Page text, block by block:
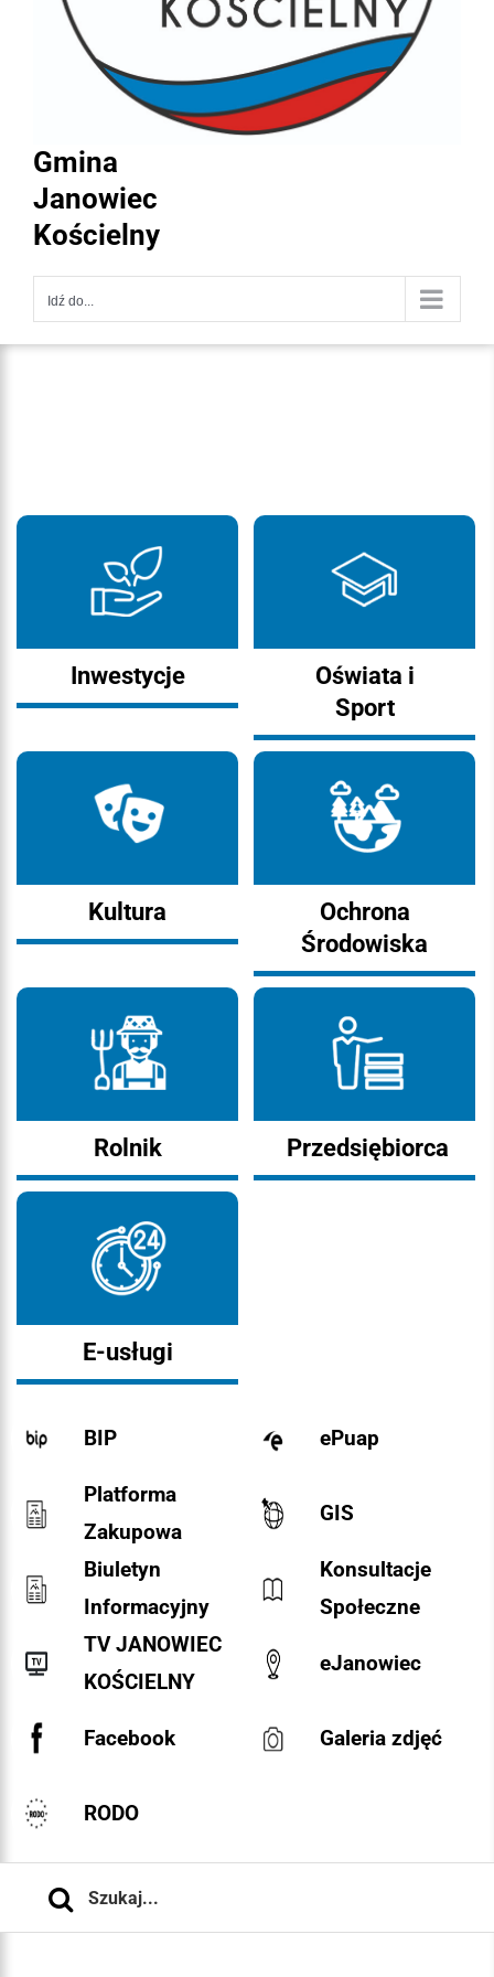
Gmina
Janowiec
Kościelny
Idź do...
Inwestycje
Oświata i
Sport
Kultura
Ochrona
Środowiska
Rolnik Przedsiębiorca
E-usługi
BIP ePuap
Platforma
Zakupowa
GIS
Biuletyn
Informacyjny
Konsultacje
Społeczne
TV JANOWIEC
KOŚCIELNY
eJanowiec
Facebook Galeria zdjęć
RODO